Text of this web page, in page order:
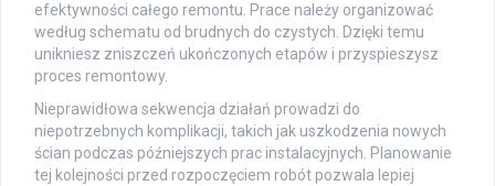
efektywności całego remontu. Prace należy organizować
według schematu od brudnych do czystych. Dzięki temu
unikniesz zniszczeń ukończonych etapów i przyspieszysz
proces remontowy.
Nieprawidłowa sekwencja działań prowadzi do
niepotrzebnych komplikacji, takich jak uszkodzenia nowych
ścian podczas późniejszych prac instalacyjnych. Planowanie
tej kolejności przed rozpoczęciem robót pozwala lepiej